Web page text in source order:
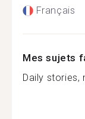
Français
Mes sujets
Daily stories,